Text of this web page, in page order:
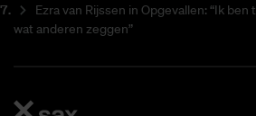
Ezra van Rijssen in Opgevallen: “Ik
wat anderen zeggen”